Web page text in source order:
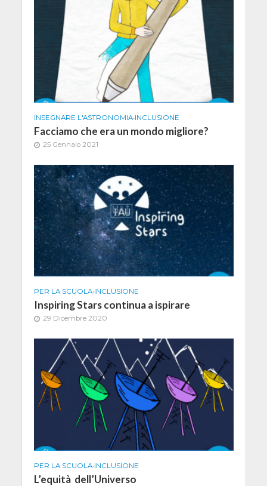
INSEGNARE L'ASTRONOMIA•INCLUSIONE
Facciamo che era un mondo migliore?
25 Gennaio 2021
PER LA SCUOLA•INCLUSIONE
Inspiring Stars continua a ispirare
29 Dicembre 2020
PER LA SCUOLA•INCLUSIONE
L’equità dell’Universo